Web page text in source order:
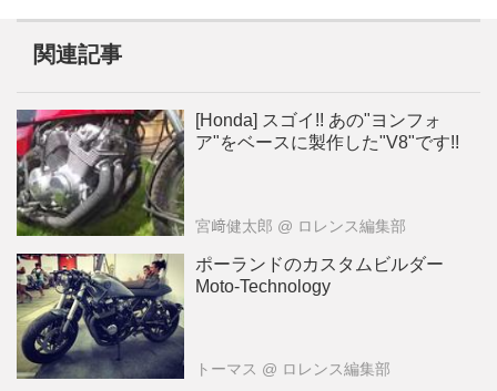
関連記事
[Honda] スゴイ!! あの"ヨンフォ
ア"をベースに製作した"V8"です!!
宮﨑健太郎 @ ロレンス編集部
ポーランドのカスタムビルダー
Moto-Technology
トーマス @ ロレンス編集部